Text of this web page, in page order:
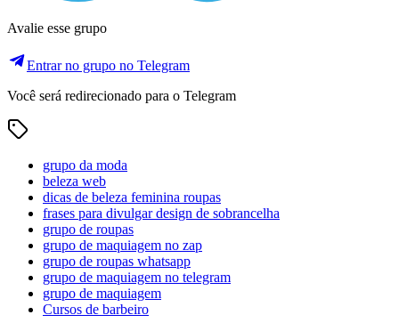
Avalie esse grupo
Entrar no grupo no Telegram
Você será redirecionado para o Telegram
grupo da moda
beleza web
dicas de beleza feminina roupas
frases para divulgar design de sobrancelha
grupo de roupas
grupo de maquiagem no zap
grupo de roupas whatsapp
grupo de maquiagem no telegram
grupo de maquiagem
Cursos de barbeiro